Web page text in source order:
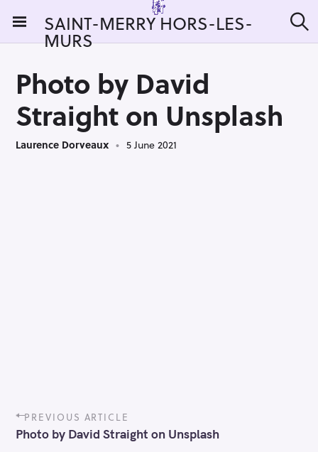
i
SAINT-MERRY HORS-LES-
MURS e
Photo by David
Straight on Unsplash
Laurence Dorveaux 5 June 2021
P
o
s
PREVIOUS ARTICLE
Photo by David Straight on Unsplash